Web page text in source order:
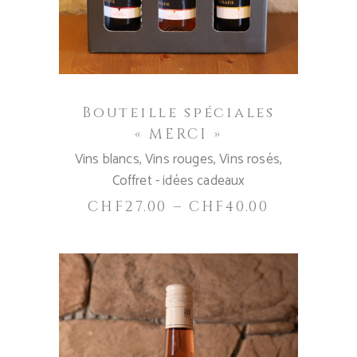
variations.
Les
options
peuvent
choisies
sur
la
page
du
Bouteille spéciales
« MERCI »
Vins blancs,Vins rouges,Vins rosés,
Coffret - idées cadeaux
CHF27.00 –CHF40.00